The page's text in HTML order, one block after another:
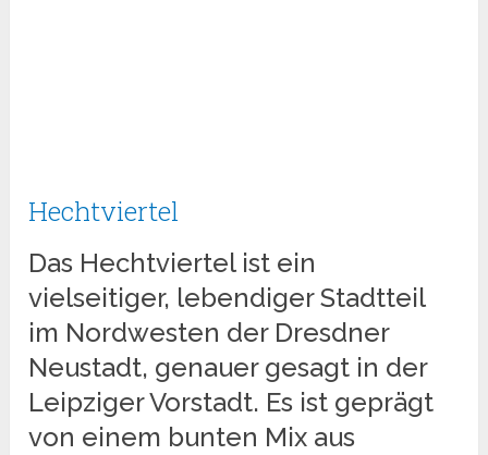
Hechtviertel
Das Hechtviertel ist ein
vielseitiger, lebendiger Stadtteil
im Nordwesten der Dresdner
Neustadt, genauer gesagt in der
Leipziger Vorstadt. Es ist geprägt
von einem bunten Mix aus